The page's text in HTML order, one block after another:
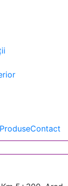
ProduseContact